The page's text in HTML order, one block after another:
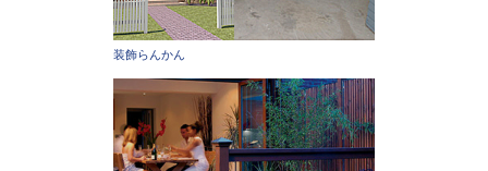
装飾らんかん